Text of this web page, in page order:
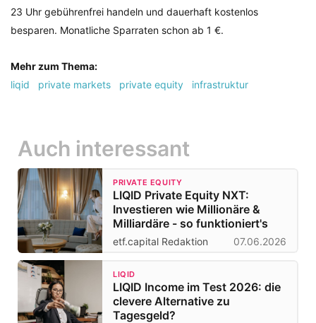
23 Uhr gebührenfrei handeln und dauerhaft kostenlos
besparen. Monatliche Sparraten schon ab 1 €.
Mehr zum Thema:
liqid
private markets private equity infrastruktur
Auch interessant
PRIVATE EQUITY
LIQID Private Equity NXT:
Investieren wie Millionäre &
Milliardäre - so funktioniert's
etf.capital Redaktion 07.06.2026
LIQID
LIQID Income im Test 2026: die
clevere Alternative zu
Tagesgeld?